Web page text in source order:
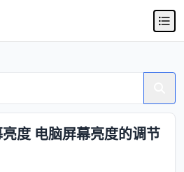
度 电脑屏幕亮度的调节